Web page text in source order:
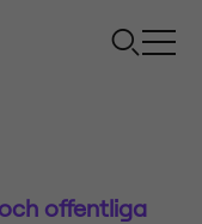
offentliga